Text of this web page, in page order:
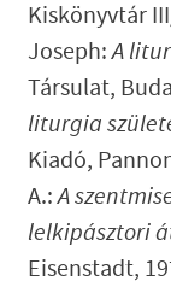
Kiskönyvtár
Joseph:A
Társulat,
liturgia
Kiadó,
A.:A
lelkipásztori
Eisenstadt,